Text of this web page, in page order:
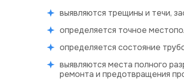
выявляются трещины и течи,
определяется точное
определяется состояние
выявляются места полного
ремонта и предотвращения